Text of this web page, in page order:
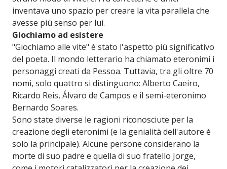
inventava uno spazio per creare la vita parallela che
avesse più senso per lui.
Giochiamo ad esistere
"Giochiamo alle vite" è stato l'aspetto più significativo
del poeta. Il mondo letterario ha chiamato eteronimi i
personaggi creati da Pessoa. Tuttavia, tra gli oltre 70
nomi, solo quattro si distinguono: Alberto Caeiro,
Ricardo Reis, Álvaro de Campos e il semi-eteronimo
Bernardo Soares.
Sono state diverse le ragioni riconosciute per la
creazione degli eteronimi (e la genialità dell'autore è
solo la principale). Alcune persone considerano la
morte di suo padre e quella di suo fratello Jorge,